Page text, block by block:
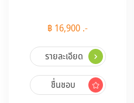
฿ 16,900 .-
รายละเอียด
ชื่นชอบ